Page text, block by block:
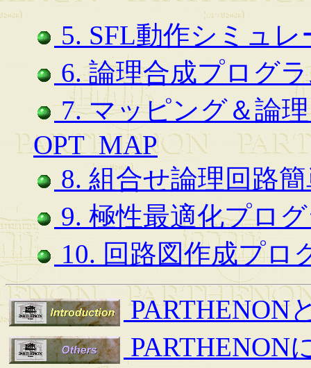
5. SFL動作シミュレ
6. 論理合成プログ
7. マッピング＆論
OPT_MAP
8. 組合せ論理回路
9. 極性最適化プロ
10. 回路図作成プロ
PARTHENON
PARTHENON